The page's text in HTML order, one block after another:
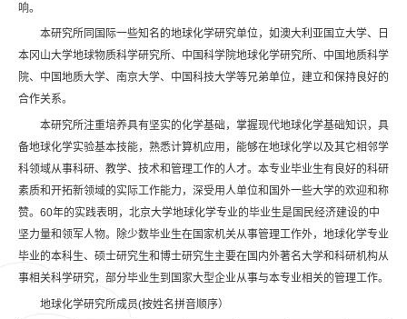
响。
本研究所同国际一些知名的地球化学研究单位，如澳大利亚国立大学、日
本冈山大学地球物质科学研究所、中国科学院地球化学研究所、中国地质科学
院、中国地质大学、南京大学、中国科技大学等兄弟单位，建立和保持良好的
合作关系。
本研究所注重培养具有坚实的化学基础，掌握现代地球化学基础知识，具
备地球化学实验基本技能，熟悉计算机应用，能够在地球化学以及其它相邻学
科领域从事科研、教学、技术和管理工作的人才。本专业毕业生有良好的科研
素质和开拓新领域的实际工作能力，深受用人单位和国外一些大学的欢迎和称
赞。60年的实践表明，北京大学地球化学专业的毕业生是国民经济建设的中
坚力量和领军人物。除少数毕业生在国家机关从事管理工作外，地球化学专业
毕业的本科生、硕士研究生和博士研究生主要在国内外著名大学和科研机构从
事相关科学研究，部分毕业生到国家大型企业从事与本专业相关的管理工作。
地球化学研究所成员(按姓名拼音顺序）